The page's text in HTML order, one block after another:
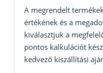
A megrendelt
értékének és a
kiválasztjuk a
pontos kalkulációt
kedvező kiszállítási